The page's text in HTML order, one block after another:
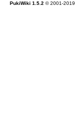
PukiWiki 1.5.2 © 2001-2019